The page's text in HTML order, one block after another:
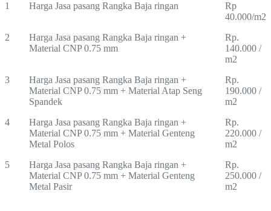
1
Harga Jasa pasang Rangka Baja ringan
Rp
40.000/m2
2
Harga Jasa pasang Rangka Baja ringan +
Material CNP 0.75 mm
Rp.
140.000 /
m2
3
Harga Jasa pasang Rangka Baja ringan +
Material CNP 0.75 mm + Material Atap Seng
Spandek
Rp.
190.000 /
m2
4
Harga Jasa pasang Rangka Baja ringan +
Material CNP 0.75 mm + Material Genteng
Metal Polos
Rp.
220.000 /
m2
5
Harga Jasa pasang Rangka Baja ringan +
Material CNP 0.75 mm + Material Genteng
Metal Pasir
Rp.
250.000 /
m2